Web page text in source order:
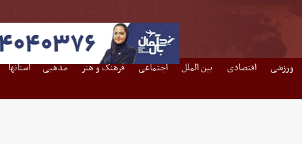
ورزشی اقتصادی بین الملل اجتماعی فرهنگ و هنر مذهبی استانها